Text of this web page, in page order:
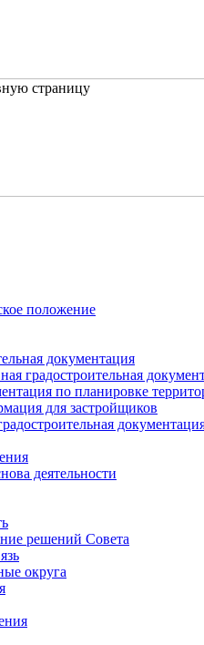
положение
документация
градостроительная
по планировке
для застройщиков
деятельности
решений Совета
округа